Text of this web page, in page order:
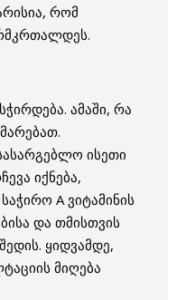
რომ
ამაში, რა
ისეთი
იქნება,
А ვიტამინის
და თმისთვის
ყიდვამდე,
მიღება